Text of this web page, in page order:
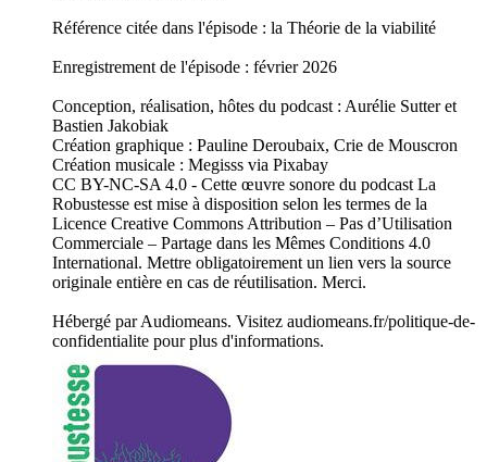
Référence citée dans l'épisode : la Théorie de la viabilité
Enregistrement de l'épisode : février 2026
Conception, réalisation, hôtes du podcast : Aurélie Sutter et
Bastien Jakobiak
Création graphique : Pauline Deroubaix, Crie de Mouscron
Création musicale : Megisss via Pixabay
CC BY-NC-SA 4.0 - Cette œuvre sonore du podcast La
Robustesse est mise à disposition selon les termes de la
Licence Creative Commons Attribution – Pas d’Utilisation
Commerciale – Partage dans les Mêmes Conditions 4.0
International. Mettre obligatoirement un lien vers la source
originale entière en cas de réutilisation. Merci.
Hébergé par Audiomeans. Visitez audiomeans.fr/politique-de-
confidentialite pour plus d'informations.